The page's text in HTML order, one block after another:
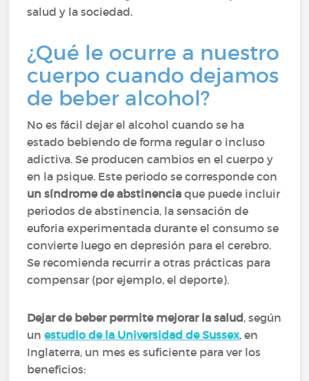
salud y la sociedad.
¿Qué le ocurre a nuestro
cuerpo cuando dejamos
de beber alcohol?
No es fácil dejar el alcohol cuando se ha
estado bebiendo de forma regular o incluso
adictiva. Se producen cambios en el cuerpo y
en la psique. Este periodo se corresponde con
un síndrome de abstinencia que puede incluir
periodos de abstinencia, la sensación de
euforia experimentada durante el consumo se
convierte luego en depresión para el cerebro.
Se recomienda recurrir a otras prácticas para
compensar (por ejemplo, el deporte).
Dejar de beber permite mejorar la salud, según
unestudio de la Universidad de Sussex, en
Inglaterra, un mes es suficiente para ver los
beneficios: